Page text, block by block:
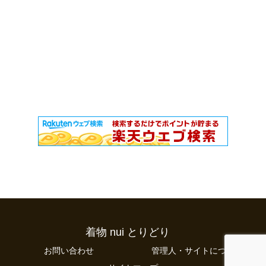
着物 nui とりどり
お問い合わせ
管理人・サイトについて